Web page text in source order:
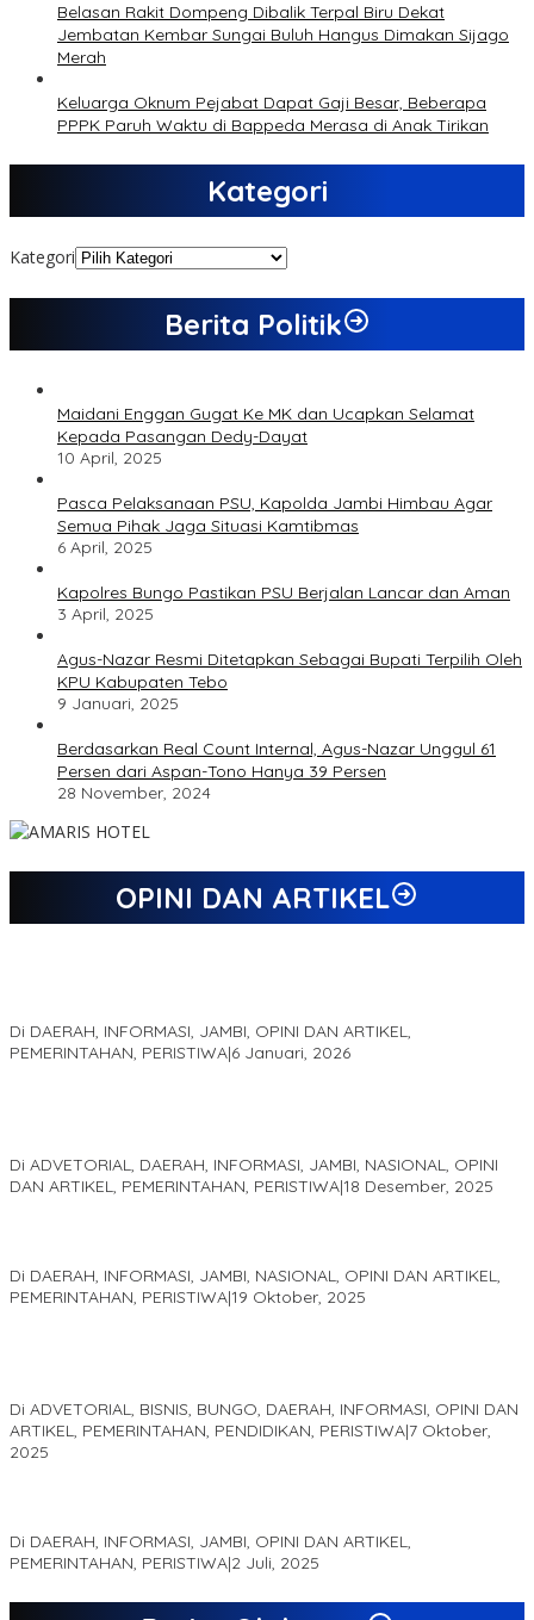
Belasan Rakit Dompeng Dibalik Terpal Biru Dekat
Jembatan Kembar Sungai Buluh Hangus Dimakan Sijago
Merah
Keluarga Oknum Pejabat Dapat Gaji Besar, Beberapa
PPPK Paruh Waktu di Bappeda Merasa di Anak Tirikan
Kategori
Kategori
Berita Politik
Maidani Enggan Gugat Ke MK dan Ucapkan Selamat
Kepada Pasangan Dedy-Dayat
10 April, 2025
Pasca Pelaksanaan PSU, Kapolda Jambi Himbau Agar
Semua Pihak Jaga Situasi Kamtibmas
6 April, 2025
Kapolres Bungo Pastikan PSU Berjalan Lancar dan Aman
3 April, 2025
Agus-Nazar Resmi Ditetapkan Sebagai Bupati Terpilih Oleh
KPU Kabupaten Tebo
9 Januari, 2025
Berdasarkan Real Count Internal, Agus-Nazar Unggul 61
Persen dari Aspan-Tono Hanya 39 Persen
28 November, 2024
OPINI DAN ARTIKEL
Di DAERAH, INFORMASI, JAMBI, OPINI DAN ARTIKEL,
PEMERINTAHAN, PERISTIWA|6 Januari, 2026
Di ADVETORIAL, DAERAH, INFORMASI, JAMBI, NASIONAL, OPINI
DAN ARTIKEL, PEMERINTAHAN, PERISTIWA|18 Desember, 2025
Di DAERAH, INFORMASI, JAMBI, NASIONAL, OPINI DAN ARTIKEL,
PEMERINTAHAN, PERISTIWA|19 Oktober, 2025
Di ADVETORIAL, BISNIS, BUNGO, DAERAH, INFORMASI, OPINI DAN
ARTIKEL, PEMERINTAHAN, PENDIDIKAN, PERISTIWA|7 Oktober,
2025
Di DAERAH, INFORMASI, JAMBI, OPINI DAN ARTIKEL,
PEMERINTAHAN, PERISTIWA|2 Juli, 2025